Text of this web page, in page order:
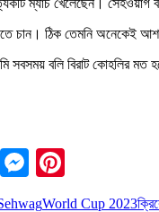
চান। ঠিক তেমনি অনেকেই
সবসময় বলি বিরাট কোহলির
LinkedIn
Messenger
World Cup 2023